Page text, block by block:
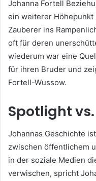
Johanna Fortell
ein weiterer Höhepunkt
Zauberer ins
oft für deren
wiederum war eine
für ihren Bruder und
Fortell-Wussow.
Spotlight
Johannas Geschichte
zwischen öffentlichem
in der soziale Medien
verwischen, spricht